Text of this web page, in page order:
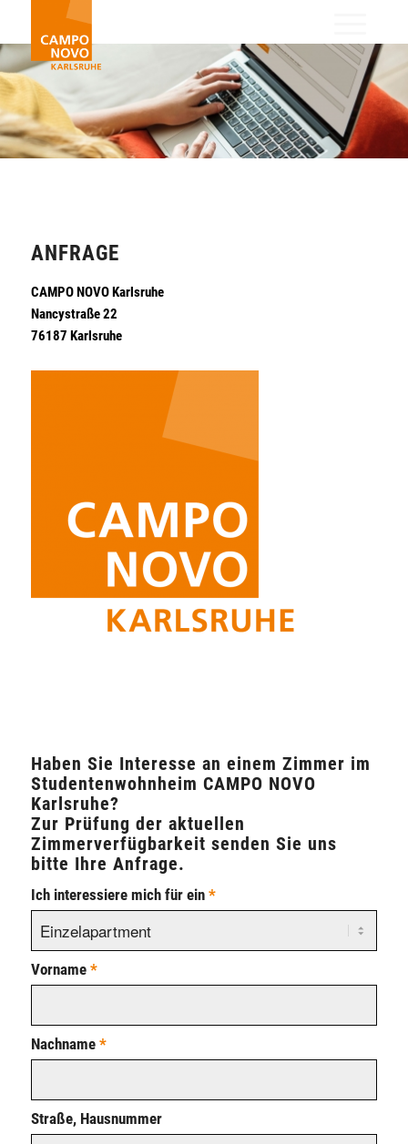
ANFRAGE
CAMPO NOVO Karlsruhe
Nancystraße 22
76187 Karlsruhe
Haben Sie Interesse an einem Zimmer im
Studentenwohnheim CAMPO NOVO
Karlsruhe?
Zur Prüfung der aktuellen
Zimmerverfügbarkeit senden Sie uns
bitte Ihre Anfrage.
Ich interessiere mich für ein *
Vorname *
Nachname *
Straße, Hausnummer